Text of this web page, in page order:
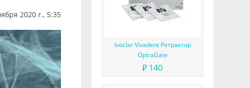
2020 г., 5:35
Ivoclar Vivadent Ретрактор
OptraGate
₽ 140